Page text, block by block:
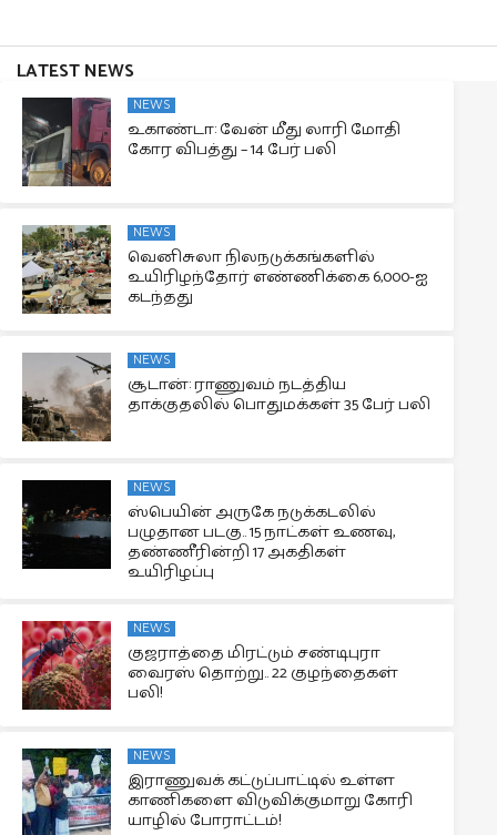
LATEST NEWS
NEWS
உகாண்டா: வேன் மீது லாரி மோதி
கோர விபத்து – 14 பேர் பலி
NEWS
வெனிசுலா நிலநடுக்கங்களில்
உயிரிழந்தோர் எண்ணிக்கை 6,000-ஐ
கடந்தது
NEWS
சூடான்: ராணுவம் நடத்திய
தாக்குதலில் பொதுமக்கள் 35 பேர் பலி
NEWS
ஸ்பெயின் அருகே நடுக்கடலில்
பழுதான படகு.. 15 நாட்கள் உணவு,
தண்ணீரின்றி 17 அகதிகள்
உயிரிழப்பு
NEWS
குஜராத்தை மிரட்டும் சண்டிபுரா
வைரஸ் தொற்று.. 22 குழந்தைகள்
பலி!
NEWS
இராணுவக் கட்டுப்பாட்டில் உள்ள
காணிகளை விடுவிக்குமாறு கோரி
யாழில் போராட்டம்!